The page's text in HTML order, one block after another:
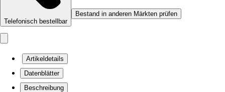
Telefonisch bestellbar
Bestand in anderen Märkten prüfen
Artikeldetails
Datenblätter
Beschreibung